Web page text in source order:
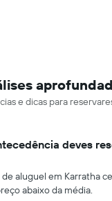
e dicas para
deves
aluguel em Karratha
abaixo da média.